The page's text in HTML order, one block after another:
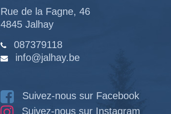
Rue de la Fagne, 46
4845 Jalhay
087379118
info@jalhay.be
Suivez-nous sur Facebook
Suivez-nous sur Instagram